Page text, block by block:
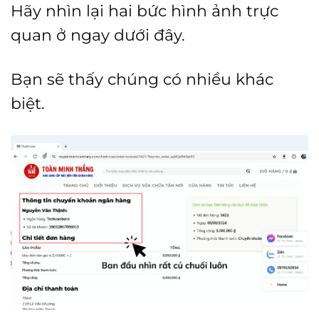
Hãy nhìn lại hai bức hình ảnh trực
quan ở ngay dưới đây.
Bạn sẽ thấy chúng có nhiều khác
biệt.